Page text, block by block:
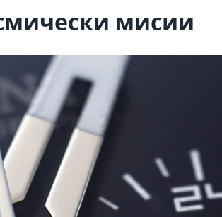
мисии